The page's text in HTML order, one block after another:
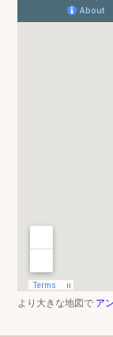
より大きな地図で ア